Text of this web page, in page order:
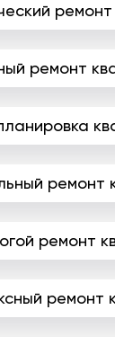
ремонт
ремонт
ремонт
ремонт